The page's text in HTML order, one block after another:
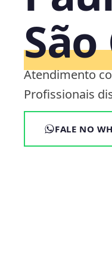
São
Atendimento
Profissionais
FALE NO